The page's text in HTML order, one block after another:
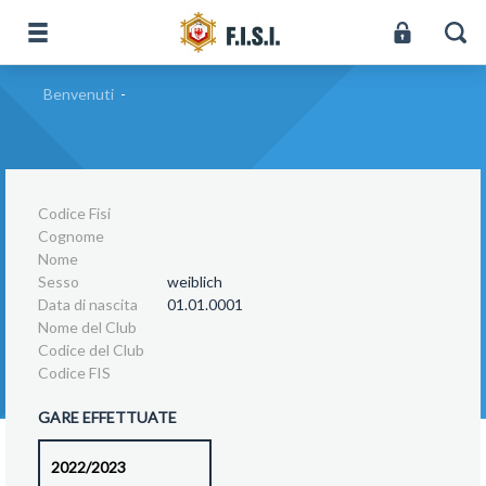
Benvenuti -
Codice Fisi
Cognome
Nome
Sesso
weiblich
Data di nascita
01.01.0001
Nome del Club
Codice del Club
Codice FIS
GARE EFFETTUATE